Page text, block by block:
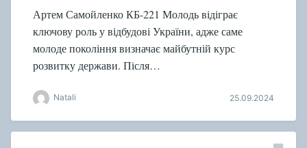
Артем Самойленко КБ-221 Молодь відіграє
ключову роль у відбудові України, адже саме
молоде покоління визначає майбутній курс
розвитку держави. Після…
Natali 25.09.2024